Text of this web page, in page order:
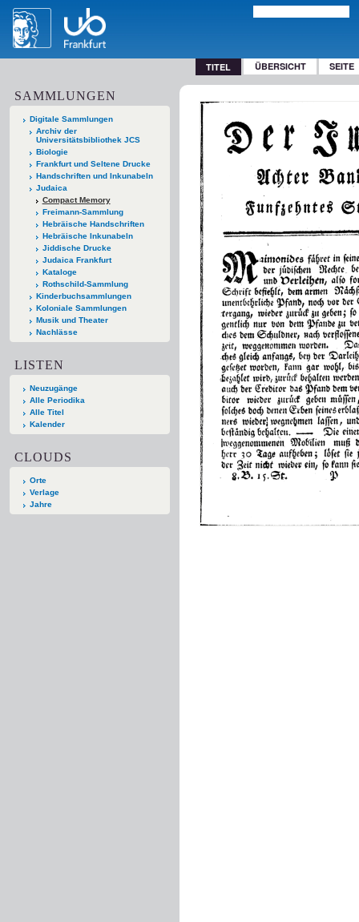
TITEL ÜBERSICHT SEITE
SAMMLUNGEN
Digitale Sammlungen
Archiv der
Universitätsbibliothek JCS
Biologie
Frankfurt und Seltene Drucke
Handschriften und Inkunabeln
Judaica
Compact Memory
Freimann-Sammlung
Hebräische Handschriften
Hebräische Inkunabeln
Jiddische Drucke
Judaica Frankfurt
Kataloge
Rothschild-Sammlung
Kinderbuchsammlungen
Koloniale Sammlungen
Musik und Theater
Nachlässe
LISTEN
Neuzugänge
Alle Periodika
Alle Titel
Kalender
CLOUDS
Orte
Verlage
Jahre